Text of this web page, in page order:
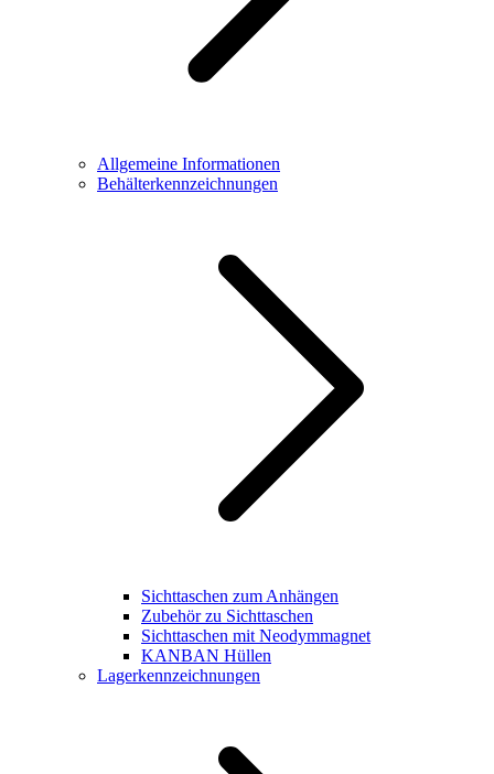
Allgemeine Informationen
Behälterkennzeichnungen
Sichttaschen zum Anhängen
Zubehör zu Sichttaschen
Sichttaschen mit Neodymmagnet
KANBAN Hüllen
Lagerkennzeichnungen